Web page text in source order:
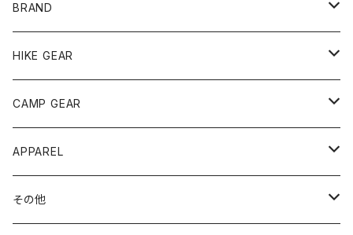
BRAND
andwander
ANOBA
AO COOLERS
asobito
HIKE GEAR
テント、シェルター
バックパック
ポーチ／サコッシュ
CAMP GEAR
テント、タープ
テント、シェルター
スリーピングギア
APPAREL
トップス
その他